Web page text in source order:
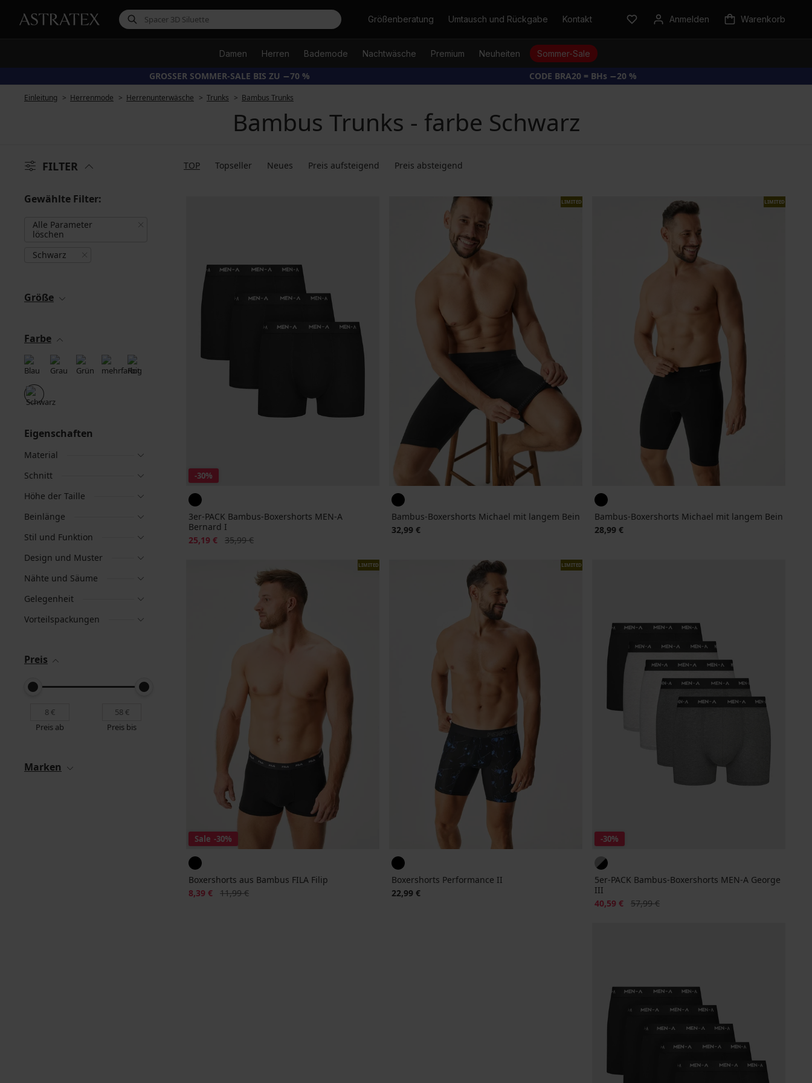
SucheGrößenberatung Umtausch und Rückgabe Kontakt Anmelden Warenkorb
Damen Herren Bademode Nachtwäsche Premium Neuheiten Sommer-Sale
GROSSER SOMMER-SALE BIS ZU −70 % CODE BRA20 = BHs −20 %
Einleitung Herrenmode Herrenunterwäsche Trunks Bambus Trunks
Bambus Trunks - farbe Schwarz
FILTER TOP Topseller Neues Preis aufsteigend Preis absteigend
Gewählte Filter:
Alle Parameter
löschen
Schwarz
Größe
Farbe
Eigenschaften
Material
Schnitt
Höhe der Taille
Beinlänge
Stil und Funktion
Design und Muster
Nähte und Säume
Gelegenheit
Vorteilspackungen
Preis
Preis ab Preis bis
Marken
-30%
3er-PACK Bambus-Boxershorts MEN-A
Bernard I
Rabatt
25,19 € Alter Preis
35,99 €
LIMITED
Bambus-Boxershorts Michael mit langem Bein
32,99 €
LIMITED
Bambus-Boxershorts Michael mit langem Bein
28,99 €
LIMITED
Sale -30%
Boxershorts aus Bambus FILA Filip
Rabatt
8,39 € Alter Preis
11,99 €
LIMITED
Boxershorts Performance II
22,99 €
-30%
5er-PACK Bambus-Boxershorts MEN-A George
III
Rabatt
40,59 € Alter Preis
57,99 €